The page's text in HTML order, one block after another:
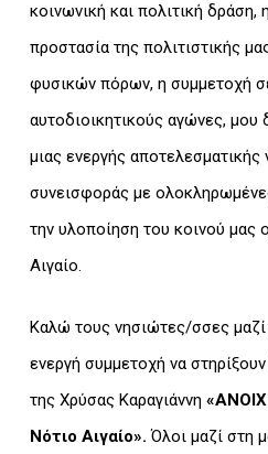
κοινωνική και πολιτική δράση,
προστασία της πολιτιστικής
φυσικών πόρων, η συμμετοχή
αυτοδιοικητικούς αγώνες, μου
μιας ενεργής αποτελεσματικής
συνεισφοράς με
την υλοποίηση του κοινού μας
Αιγαίο.
Καλώ τους νησιώτες/σσες
ενεργή συμμετοχή να
της Χρύσας Καραγιάννη
Νότιο Αιγαίο». Όλοι μαζί στη